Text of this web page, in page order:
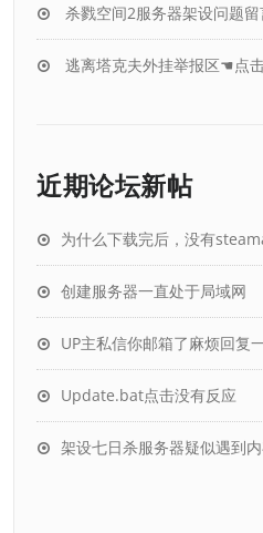
杀戮空间2服务器架设问题
逃离塔克夫外挂举报区☚点
近期论坛新帖
为什么下载完后，没有
创建服务器一直处于局域网
UP主私信你邮箱了麻烦回复
Update.bat点击没有反应
架设七日杀服务器疑似遇到